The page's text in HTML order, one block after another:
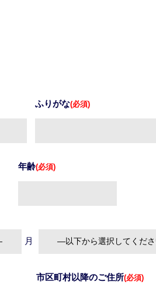
ふりがな(必須)
年齢(必須)
月
市区町村以降のご住所(必須)